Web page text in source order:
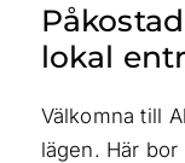
lokal
Välkomna till
lägen. Här